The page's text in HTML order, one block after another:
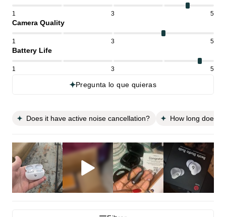
1 3 5
Camera Quality
1 3 5
Battery Life
1 3 5
Pregunta lo que quieras
Does it have active noise cancellation? How long does